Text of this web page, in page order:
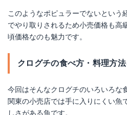
このようなポピュラーでないという
でやり取りされるため小売価格も高
頃価格なのも魅力です。
クログチの食べ方・料理方
今回はそんなクログチのいろいろな
関東の小売店では手に入りにくい魚
しさがある魚です。